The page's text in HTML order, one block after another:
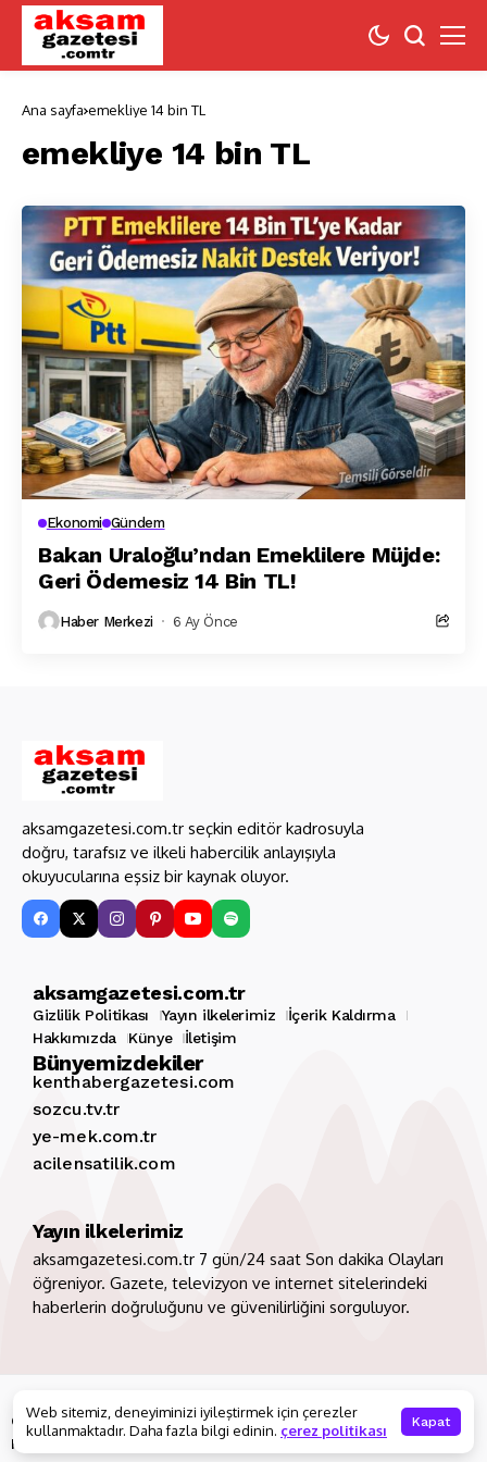
Ana sayfa emekliye 14 bin TL
emekliye 14 bin TL
Ekonomi Gündem
Bakan Uraloğlu’ndan Emeklilere Müjde:
Geri Ödemesiz 14 Bin TL!
Haber Merkezi 6 Ay Önce
aksamgazetesi.com.tr seçkin editör kadrosuyla
doğru, tarafsız ve ilkeli habercilik anlayışıyla
okuyucularına eşsiz bir kaynak oluyor.
aksamgazetesi.com.tr
Gizlilik Politikası Yayın ilkelerimiz
İçerik Kaldırma
Hakkımızda
Künye İletişim
Bünyemizdekiler
kenthabergazetesi.com
sozcu.tv.tr
ye-mek.com.tr
acilensatilik.com
Yayın ilkelerimiz
aksamgazetesi.com.tr 7 gün/24 saat Son dakika Olayları
öğreniyor. Gazete, televizyon ve internet sitelerindeki
haberlerin doğruluğunu ve güvenilirliğini sorguluyor.
Gizlilik Politikası Yayın ilkelerimiz
İçerik Kaldırma
Hakkımızda
Web sitemiz, deneyiminizi iyileştirmek için çerezler
kullanmaktadır. Daha fazla bilgi edinin. çerez politikası Kapat